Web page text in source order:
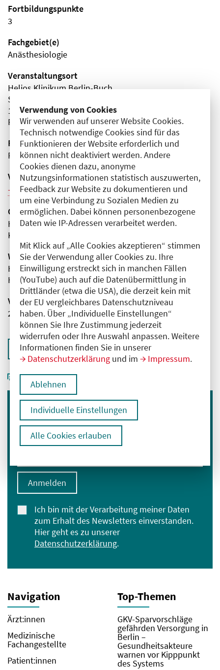
Verwendung von Cookies
Wir verwenden auf unserer Website Cookies.
Technisch notwendige Cookies sind für das
Funktionieren der Website erforderlich und
können nicht deaktiviert werden. Andere
Cookies dienen dazu, anonyme
Nutzungsinformationen statistisch auszuwerten,
Feedback zur Website zu dokumentieren und
um eine Verbindung zu Sozialen Medien zu
ermöglichen. Dabei können personenbezogene
Daten wie IP-Adressen verarbeitet werden.
Mit Klick auf „Alle Cookies akzeptieren“ stimmen
Sie der Verwendung aller Cookies zu. Ihre
Einwilligung erstreckt sich in manchen Fällen
(YouTube) auch auf die Datenübermittlung in
Drittländer (etwa die USA), die derzeit kein mit
der EU vergleichbares Datenschutzniveau
haben. Über „Individuelle Einstellungen“
können Sie Ihre Zustimmung jederzeit
widerrufen oder Ihre Auswahl anpassen. Weitere
Informationen finden Sie in unserer
Datenschutzerklärung und im Impressum.
Ablehnen
Individuelle Einstellungen
Alle Cookies erlauben
Fortbildungspunkte
3
Fachgebiet(e)
Anästhesiologie
Veranstaltungsort
Helios Klinikum Berlin-Buch
Schwanebecker Chaussee
13125 Berlin
Pankow
Fortbildungsformat
Präsenz
Veranstaltungsreihe
Weitere Veranstaltungen dieser Reihe (4)
Organisator(en)
HELIOS Klinikum Berlin-Buch
Klinik für Anästhesie, perioperative Medizin
Wissenschaftliche Leitung
Herr Dr. med. David Schwaiberger
HELIOS Klinikum Berlin-Buch
Veranstaltungsnummer
2761102025059300102
Zurück zur Übersicht
Immer informiert bleiben
Melden Sie sich für unseren Newsletter an:
E-Mail-Adresse eingeben
Ich bin mit der Verarbeitung meiner Daten
zum Erhalt des Newsletters einverstanden.
Hier geht es zu unserer
Datenschutzerklärung.
Anmelden
Navigation
Ärzt:innen
Medizinische
Fachangestellte
Patient:innen
Top-Themen
GKV-Sparvorschläge
gefährden Versorgung in
Berlin –
Gesundheitsakteure
warnen vor Kipppunkt
des Systems